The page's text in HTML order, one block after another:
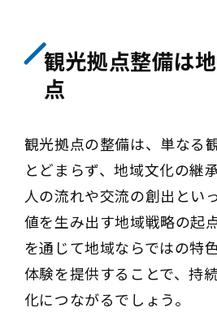
観光拠点整備は
点
観光拠点の整備は、単なる
とどまらず、地域文化の継
人の流れや交流の創出とい
値を生み出す地域戦略の起
を通じて地域ならではの特
体験を提供することで、持
化につながるでしょう。